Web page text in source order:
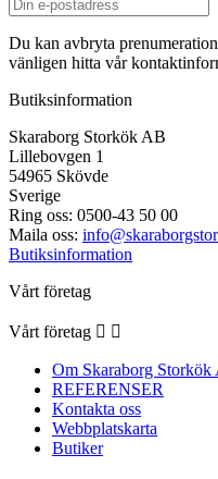
Du kan avbryta
vänligen hitta vår
Butiksinformation
Skaraborg Storkök AB
Lillebovgen 1
54965 Skövde
Sverige
Ring oss: 0500-43 50 00
Maila oss:
Butiksinformation
Vårt företag
Vårt företag  
Om Skaraborg Storkök
REFERENSER
Kontakta oss
Webbplatskarta
Butiker